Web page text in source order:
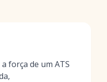
força de um ATS